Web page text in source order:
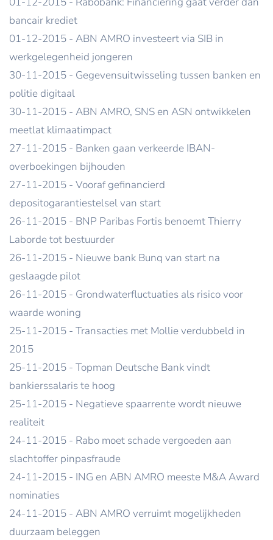
bancair krediet
01-12-2015 - ABN AMRO investeert via SIB in
werkgelegenheid jongeren
30-11-2015 - Gegevensuitwisseling tussen banken en
politie digitaal
30-11-2015 - ABN AMRO, SNS en ASN ontwikkelen
meetlat klimaatimpact
27-11-2015 - Banken gaan verkeerde IBAN-
overboekingen bijhouden
27-11-2015 - Vooraf gefinancierd
depositogarantiestelsel van start
26-11-2015 - BNP Paribas Fortis benoemt Thierry
Laborde tot bestuurder
26-11-2015 - Nieuwe bank Bunq van start na
geslaagde pilot
26-11-2015 - Grondwaterfluctuaties als risico voor
waarde woning
25-11-2015 - Transacties met Mollie verdubbeld in
2015
25-11-2015 - Topman Deutsche Bank vindt
bankierssalaris te hoog
25-11-2015 - Negatieve spaarrente wordt nieuwe
realiteit
24-11-2015 - Rabo moet schade vergoeden aan
slachtoffer pinpasfraude
24-11-2015 - ING en ABN AMRO meeste M&A Award
nominaties
24-11-2015 - ABN AMRO verruimt mogelijkheden
duurzaam beleggen